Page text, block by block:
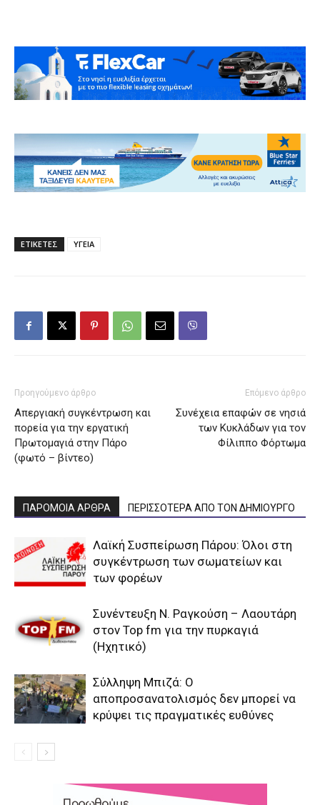
ΕΤΙΚΕΤΕΣ ΥΓΕΙΑ
Προηγούμενο άρθρο
Απεργιακή συγκέντρωση και
πορεία για την εργατική
Πρωτομαγιά στην Πάρο
(φωτό – βίντεο)
Επόμενο άρθρο
Συνέχεια επαφών σε νησιά
των Κυκλάδων για τον
Φίλιππο Φόρτωμα
ΠΑΡΟΜΟΙΑ ΑΡΘΡΑ ΠΕΡΙΣΣΟΤΕΡΑ ΑΠΟ ΤΟΝ ΔΗΜΙΟΥΡΓΟ
Λαϊκή Συσπείρωση Πάρου: Όλοι στη
συγκέντρωση των σωματείων και
των φορέων
Συνέντευξη Ν. Ραγκούση – Λαουτάρη
στον Top fm για την πυρκαγιά
(Ηχητικό)
Σύλληψη Μπιζά: Ο
αποπροσανατολισμός δεν μπορεί να
κρύψει τις πραγματικές ευθύνες